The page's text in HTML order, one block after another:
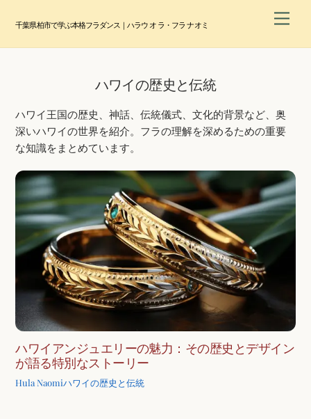
千葉県柏市で学ぶ本格フラダンス｜ハラウ オ ラ・フラ ナオミ
ハワイの歴史と伝統
ハワイ王国の歴史、神話、伝統儀式、文化的背景など、奥
深いハワイの世界を紹介。フラの理解を深めるための重要
な知識をまとめています。
ハワイアンジュエリーの魅力：その歴史とデザイン
が語る特別なストーリー
Hula Naomiハワイの歴史と伝統